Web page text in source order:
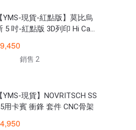
【YMS-現貨-紅點版】莫比烏
5 吋-紅點版 3D列印 Hi Cap
用
9,450
銷售 2
【YMS-現貨】NOVRITSCH SS
用卡賓 衝鋒 套件 CNC骨架
4,950